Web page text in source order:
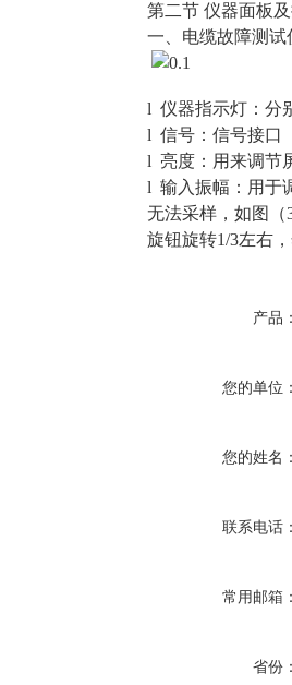
第二节 仪器面板
一、电缆故障测
l 仪器指示灯：分
l 信号：信号接口
l 亮度：用来调节
l 输入振幅：用于
无法采样，如图
旋钮旋转1/3左右
产品
您的单位
您的姓名
联系电话
常用邮箱
省份